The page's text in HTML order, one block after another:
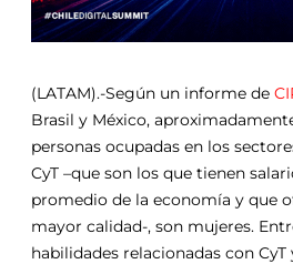
(LATAM).-Según un informe de
Brasil y México,
personas ocupadas en los
CyT –que son los que tienen
promedio de la economía y que
mayor calidad-, son mujeres.
habilidades relacionadas con